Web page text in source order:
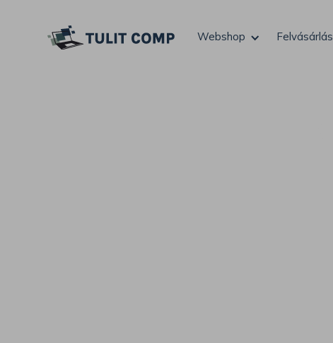
Webshop Felvásárlás